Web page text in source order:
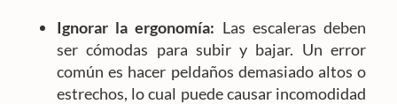
Ignorar la ergonomía: Las escaleras deben
ser cómodas para subir y bajar. Un error
común es hacer peldaños demasiado altos o
estrechos, lo cual puede causar incomodidad